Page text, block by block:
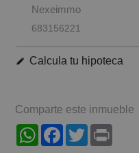
Nexeimmo
683156221
Calcula tu hipoteca
Comparte este inmueble
WhatsAppFacebook
Twitter